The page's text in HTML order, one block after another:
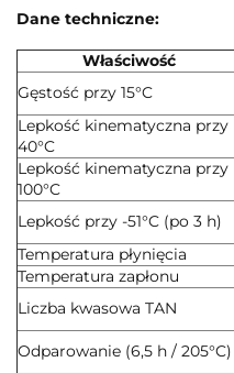
Dane techniczne:
Właściwość
Gęstość przy 15°C
Lepkość kinematyczna przy
40°C
Lepkość kinematyczna przy
100°C
Lepkość przy -51°C (po 3 h)
Temperatura płynięcia
Temperatura zapłonu
Liczba kwasowa TAN
Odparowanie (6,5 h / 205°C)